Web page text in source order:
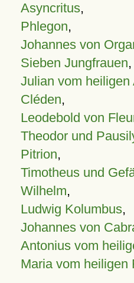
Asyncritus,
Phlegon,
Johannes von
Sieben Jungfrauen,
Julian vom
Cléden,
Leodebold von
Theodor und
Pitrion,
Timotheus und
Wilhelm,
Ludwig Kolumbus,
Johannes von
Antonius vom
Maria vom heiligen